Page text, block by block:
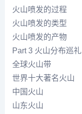
火山喷发的过程
火山喷发的类型
火山喷发的产物
Part 3 火山分布巡礼
全球火山带
世界十大著名火山
中国火山
山东火山